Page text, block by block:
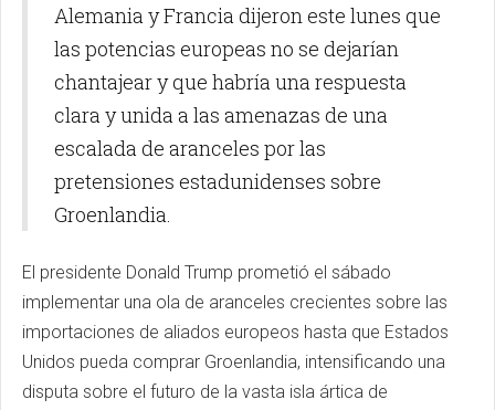
Alemania y Francia dijeron este lunes que
las potencias europeas no se dejarían
chantajear y que habría una respuesta
clara y unida a las amenazas de una
escalada de aranceles por las
pretensiones estadunidenses sobre
Groenlandia.
El presidente Donald Trump prometió el sábado
implementar una ola de aranceles crecientes sobre las
importaciones de aliados europeos hasta que Estados
Unidos pueda comprar Groenlandia, intensificando una
disputa sobre el futuro de la vasta isla ártica de